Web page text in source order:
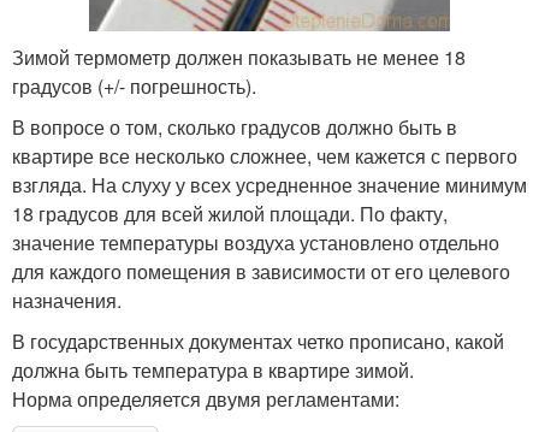
Зимой термометр должен показывать не менее 18
градусов (+/- погрешность).
В вопросе о том, сколько градусов должно быть в
квартире все несколько сложнее, чем кажется с первого
взгляда. На слуху у всех усредненное значение минимум
18 градусов для всей жилой площади. По факту,
значение температуры воздуха установлено отдельно
для каждого помещения в зависимости от его целевого
назначения.
В государственных документах четко прописано, какой
должна быть температура в квартире зимой.
Норма определяется двумя регламентами: